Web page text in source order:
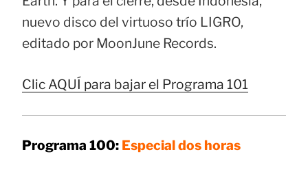
nuevo disco del virtuoso trío LIGRO,
editado por MoonJune Records.
Clic AQUÍ para bajar el Programa 101
Programa 100: Especial dos horas